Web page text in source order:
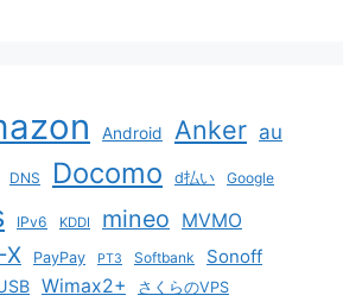
Android Anker au
DNS Docomo d払い Google
IPv6 KDDI mineo MVMO
X PayPay PT3 Softbank Sonoff
Wimax2+ さくらのVPS